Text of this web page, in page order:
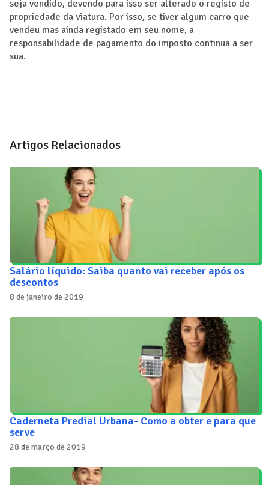
seja vendido, devendo para isso ser alterado o registo de
propriedade da viatura. Por isso, se tiver algum carro que
vendeu mas ainda registado em seu nome, a
responsabilidade de pagamento do imposto continua a ser
sua.
Artigos Relacionados
Salário líquido: Saiba quanto vai receber após os
descontos
8 de janeiro de 2019
Caderneta Predial Urbana- Como a obter e para que
serve
28 de março de 2019